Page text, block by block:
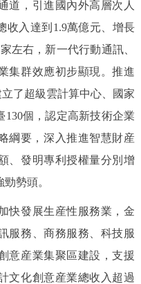
道，引進國內外高層次人
收入達到1.9萬億元、增長
左右，新一代行動通訊、
集群效應初步顯現。推進
了超級雲計算中心、國家
個，認定高新技術企業
綱要，深入推進智慧財産
、發明專利授權量分別增
勢頭。
發展生産性服務業，金
服務、商務服務、科技服
意産業集聚區建設，支援
文化創意産業總收入超過